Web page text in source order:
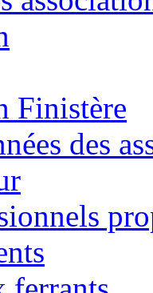
Finistère
des